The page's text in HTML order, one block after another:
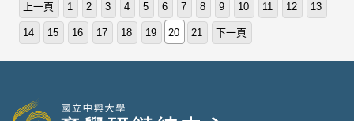
上一頁 1 2 3 4 5 6 7 8 9 10 11 12 13
14 15 16 17 18 19 20 21 下一頁